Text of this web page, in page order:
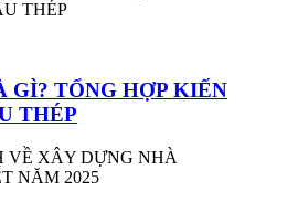
GÌ? TỔNG HỢP KIẾN
THÉP